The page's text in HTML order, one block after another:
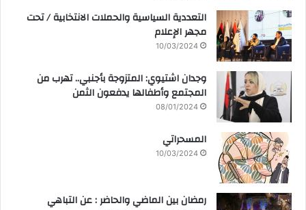
التعددية السياسية والحملات الانتخابية / تحت
مجهر الإعلام
10/03/2024
وجدان اشتيوي: المتزوجة بأجنبي.. تهرب من
المجتمع وأطفالها يدفعون الثمن
08/01/2024
المسحراتي
10/03/2024
رمضان بين الماضي والحاضر : عن التباهي